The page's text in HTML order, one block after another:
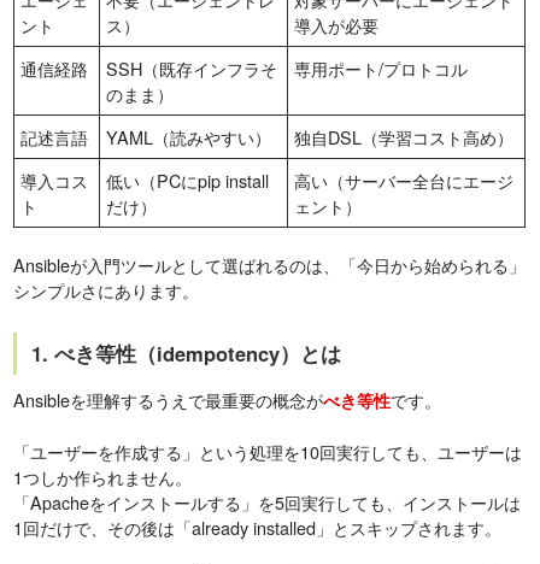
ント
ス）
導入が必要
通信経路
SSH（既存インフラそ
のまま）
専用ポート/プロトコル
記述言語 YAML（読みやすい）
独自DSL（学習コスト高め）
導入コス
ト
低い（PCにpip install
だけ）
高い（サーバー全台にエージ
ェント）
Ansibleが入門ツールとして選ばれるのは、「今日から始められる」
シンプルさにあります。
1. べき等性（idempotency）とは
Ansibleを理解するうえで最重要の概念がべき等性です。
「ユーザーを作成する」という処理を10回実行しても、ユーザーは
1つしか作られません。
「Apacheをインストールする」を5回実行しても、インストールは
1回だけで、その後は「already installed」とスキップされます。